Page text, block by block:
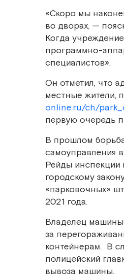
«Скоро мы
во дворах, —
Когда
программно-
специалистов».
Он отметил, что
местные жители,
online.ru/ch/
первую очередь
В прошлом
самоуправления
Рейды инспекции
городскому
«парковочных»
2021 года.
Владелец машины
за
контейнерам. В
полицейский
вывоза машины.